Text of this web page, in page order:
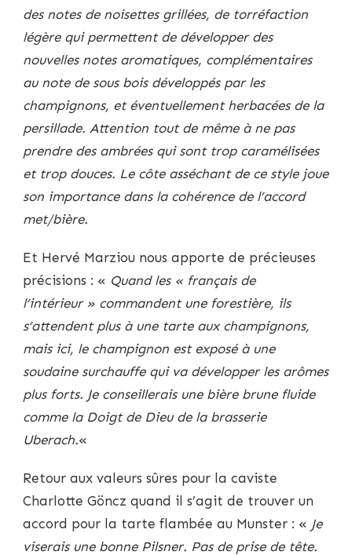
des notes de noisettes grillées, de torréfaction
légère qui permettent de développer des
nouvelles notes aromatiques, complémentaires
au note de sous bois développés par les
champignons, et éventuellement herbacées de la
persillade. Attention tout de même à ne pas
prendre des ambrées qui sont trop caramélisées
et trop douces. Le côte asséchant de ce style joue
son importance dans la cohérence de l’accord
met/bière.
Et Hervé Marziou nous apporte de précieuses
précisions : « Quand les « français de
l’intérieur » commandent une forestière, ils
s’attendent plus à une tarte aux champignons,
mais ici, le champignon est exposé à une
soudaine surchauffe qui va développer les arômes
plus forts. Je conseillerais une bière brune fluide
comme la Doigt de Dieu de la brasserie
Uberach.«
Retour aux valeurs sûres pour la caviste
Charlotte Göncz quand il s’agit de trouver un
accord pour la tarte flambée au Munster : « Je
viserais une bonne Pilsner. Pas de prise de tête.